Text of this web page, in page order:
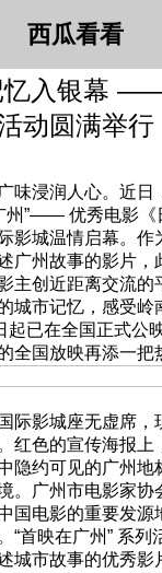
西瓜看看
忆入银幕
动圆满举行​
味浸润人心。近日
州”—— 优秀电影《
影城温情启幕。作
广州故事的影片，
主创近距离交流的
城市记忆，感受岭
起已在全国正式公
全国放映再添一把
际影城座无虚席，
红色的宣传海报上
隐约可见的广州地
。广州市电影家协
国电影的重要发源
“首映在广州” 系列
城市故事的优秀影